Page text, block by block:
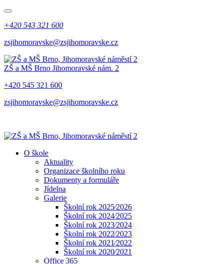
+420 543 321 600
zsjihomoravske@zsjihomoravske.cz
ZŠ a MŠ Brno Jihomoravské nám. 2
+420 545 321 600
zsjihomoravske@zsjihomoravske.cz
O škole
Aktuality
Organizace školního roku
Dokumenty a formuláře
Jídelna
Galerie
Školní rok 2025⁄2026
Školní rok 2024⁄2025
Školní rok 2023⁄2024
Školní rok 2022⁄2023
Školní rok 2021⁄2022
Školní rok 2020⁄2021
Office 365